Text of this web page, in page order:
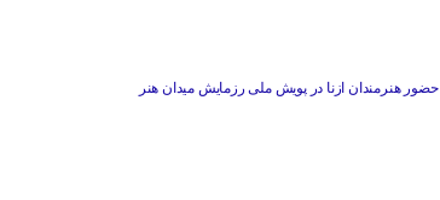
حضور هنرمندان ازنا در پویش ملی رزمایش میدان هنر